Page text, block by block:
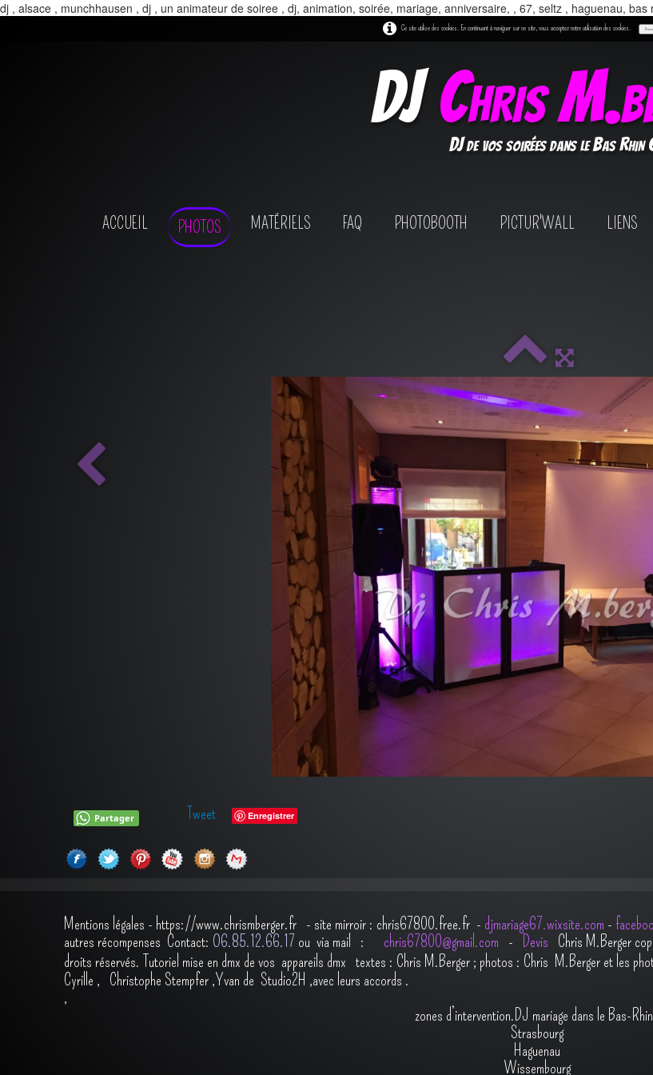
dj , alsace , munchhausen , dj , un animateur de soiree , dj, animation, soirée, mariage, anniversaire, , 67, seltz , haguenau,
Ce site utilise des cookies. En continuant à naviguer sur ce site, vous acceptez notre utilisation des cookies.
DJChris
DJ de vos soirées dans le Bas Rhin
ACCUEIL PHOTOS MATÉRIELS FAQ PHOTOBOOTH PICTUR'WALL LIENS
Partager Tweet Enregistrer
Mentions légales - https://www.chrismberger.fr - site mirroir : chris67800.free.fr - djmariage67.wixsite.com -
autres récompenses Contact: O6.85.12.66.17 ou via mail : chris67800@gmail.com - Devis Chris M.Berger
droits réservés. Tutoriel mise en dmx de vos appareils dmx textes : Chris M.Berger ; photos : Chris M.Berger et les
Cyrille , Christophe Stempfer ,Yvan de Studio2H ,avec leurs accords .
,
zones d’intervention.DJ mariage dans le Bas-
Strasbourg
Haguenau
Wissembourg